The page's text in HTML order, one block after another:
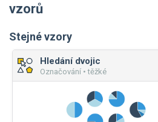
vzorů
Stejné vzory
Hledání dvojic
Označování • těžké